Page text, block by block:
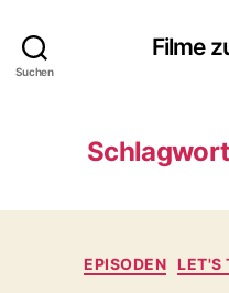
Suchen
Filme
EPISODEN LET'S